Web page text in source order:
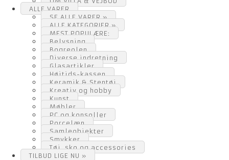
ALLE VARER
SE ALLE VARER »
ALLE KATEGORIER »
MEST POPULÆRE:
Belysning
Bogreolen
Diverse indretning
Glasartikler
Højtids-kassen
Keramik & Stentøj
Kreativ og hobby
Kunst
Møbler
PC og konsoller
Porcelæn
Samleobjekter
Smykker
Tøj, sko og accessories
TILBUD LIGE NU »